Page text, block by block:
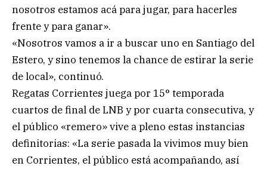
nosotros estamos acá para jugar, para hacerles
frente y para ganar».
«Nosotros vamos a ir a buscar uno en Santiago del
Estero, y sino tenemos la chance de estirar la serie
de local», continuó.
Regatas Corrientes juega por 15° temporada
cuartos de final de LNB y por cuarta consecutiva, y
el público «remero» vive a pleno estas instancias
definitorias: «La serie pasada la vivimos muy bien
en Corrientes, el público está acompañando, así